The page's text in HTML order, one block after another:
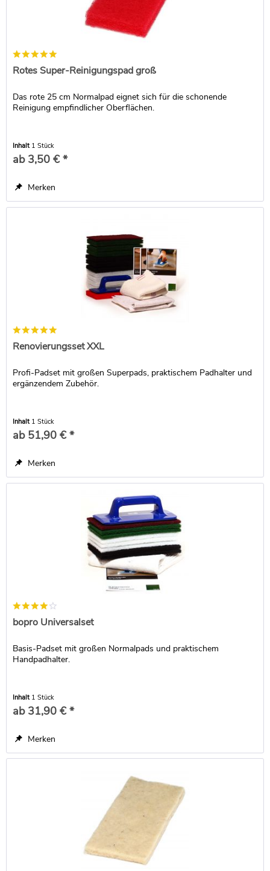
Rotes Super-Reinigungspad groß
Das rote 25 cm Normalpad eignet sich für die schonende
Reinigung empfindlicher Oberflächen.
Inhalt 1 Stück
ab 3,50 € *
Merken
Renovierungsset XXL
Profi-Padset mit großen Superpads, praktischem Padhalter und
ergänzendem Zubehör.
Inhalt 1 Stück
ab 51,90 € *
Merken
bopro Universalset
Basis-Padset mit großen Normalpads und praktischem
Handpadhalter.
Inhalt 1 Stück
ab 31,90 € *
Merken